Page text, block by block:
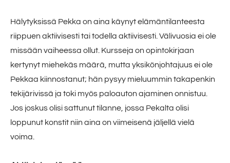
Hälytyksissä Pekka on aina käynyt elämäntilanteesta
riippuen aktiivisesti tai todella aktiivisesti. Välivuosia ei ole
missään vaiheessa ollut. Kursseja on opintokirjaan
kertynyt miehekäs määrä, mutta yksikönjohtajuus ei ole
Pekkaa kiinnostanut; hän pysyy mieluummin takapenkin
tekijärivissä ja toki myös paloauton ajaminen onnistuu.
Jos joskus olisi sattunut tilanne, jossa Pekalta olisi
loppunut konstit niin aina on viimeisenä jäljellä vielä
voima.